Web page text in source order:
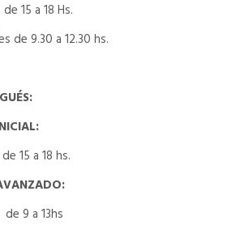
de 15 a 18 Hs.
de 9.30 a 12.30 hs.
:
15 a 18 hs.
:
de 9 a 13hs